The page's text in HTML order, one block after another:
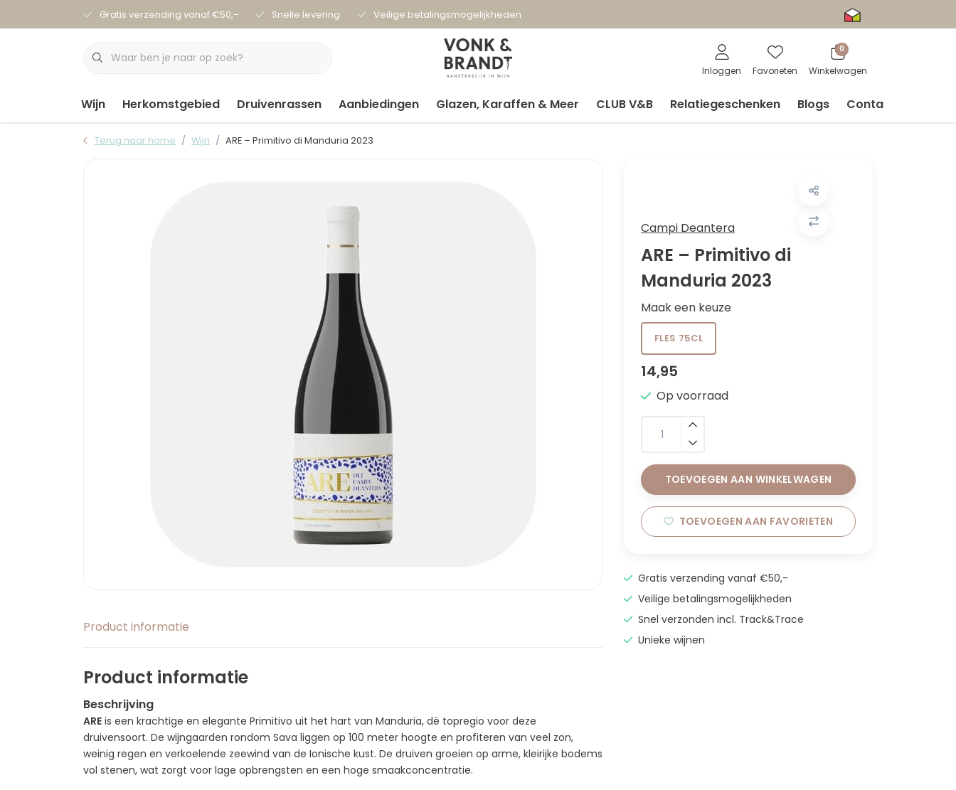
Gratis verzending vanaf €50,- Snelle levering Veilige betalingsmogelijkheden
Inloggen Favorieten
0
Winkelwagen
Wijn Herkomstgebied Druivenrassen Aanbiedingen Glazen, Karaffen & Meer CLUB V&B Relatiegeschenken Blogs Contact
Terug naar home Wijn ARE – Primitivo di Manduria 2023
Campi Deantera
ARE – Primitivo di
Manduria 2023
Maak een keuze
FLES 75CL
14,95
Op voorraad
TOEVOEGEN AAN WINKELWAGEN
TOEVOEGEN AAN FAVORIETEN
Gratis verzending vanaf €50,-
Veilige betalingsmogelijkheden
Snel verzonden incl. Track&Trace
Unieke wijnen
Product informatie
Product informatie
Beschrijving
ARE is een krachtige en elegante Primitivo uit het hart van Manduria, dé topregio voor deze
druivensoort. De wijngaarden rondom Sava liggen op 100 meter hoogte en profiteren van veel zon,
weinig regen en verkoelende zeewind van de Ionische kust. De druiven groeien op arme, kleirijke bodems
vol stenen, wat zorgt voor lage opbrengsten en een hoge smaakconcentratie.